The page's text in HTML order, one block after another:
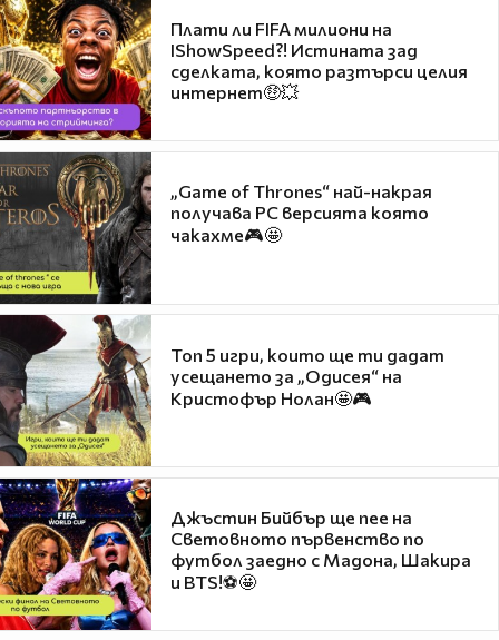
Плати ли FIFA милиони на
IShowSpeed?! Истината зад
сделката, която разтърси целия
интернет🤑💥
„Game of Thrones“ най-накрая
получава PC версията която
чакахме🎮🤩
Топ 5 игри, които ще ти дадат
усещането за „Одисея“ на
Кристофър Нолан🤩🎮
Джъстин Бийбър ще пее на
Световното първенство по
футбол заедно с Мадона, Шакира
и BTS!⚽🤩